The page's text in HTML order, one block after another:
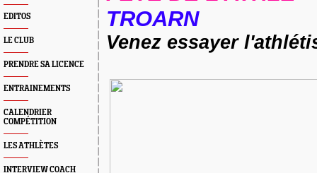
EDITOS
LE CLUB
PRENDRE SA LICENCE
ENTRAINEMENTS
CALENDRIER
COMPÉTITION
LES ATHLÈTES
INTERVIEW COACH
TROARN
Venez essayer